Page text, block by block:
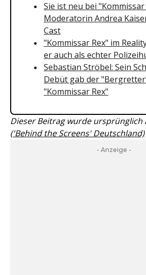
Sie ist neu bei
Moderatorin Andrea
Cast
"Kommissar Rex" im
er auch als echter
Sebastian Ströbel: Sein
Debüt gab der
"Kommissar Rex"
Dieser Beitrag wurde
('Behind the Screens' Deutschland)
- Anzeige -